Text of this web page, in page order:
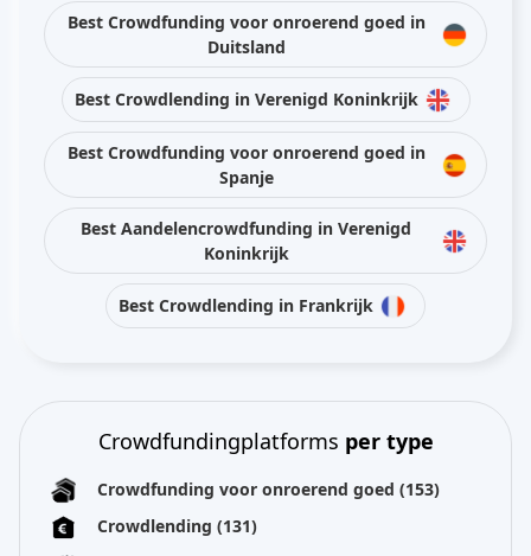
Best Crowdfunding voor onroerend goed in
Duitsland
Best Crowdlending in Verenigd Koninkrijk
Best Crowdfunding voor onroerend goed in
Spanje
Best Aandelencrowdfunding in Verenigd
Koninkrijk
Best Crowdlending in Frankrijk
Crowdfundingplatforms per type
Crowdfunding voor onroerend goed (153)
Crowdlending (131)